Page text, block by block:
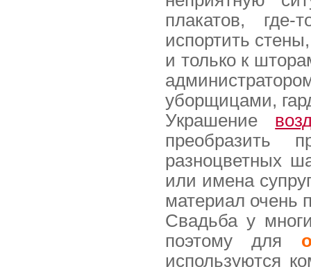
плакатов,
испортить
и только к
уборщицами,
Украшение
преобразить
разноцветных
или имена
материал очень
Свадьба у
поэтому для
используются